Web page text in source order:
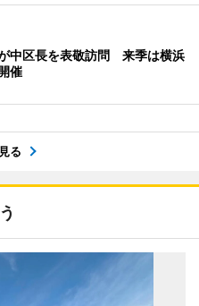
中区長を表敬訪問 来季は横浜
催
る